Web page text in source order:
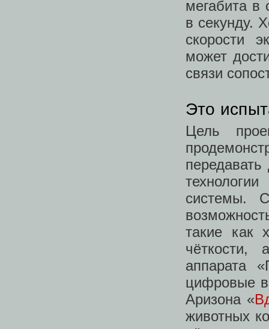
мегабита в
в секунду.
скорости
может
связи
Это
Цель
системы.
такие как
аппарата
цифровые
Аризона «
животных